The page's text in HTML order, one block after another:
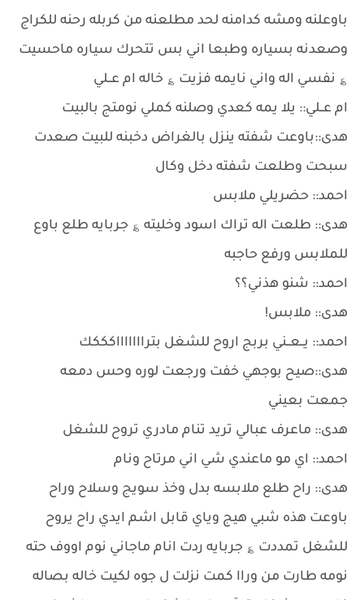
باوعلنه ومشه كدامنه لحد مطلعنه من كربله رحنه للكراج
وصعدنه بسياره وطبعا اني بس تتحرك سياره ماحسيت
؏ نفسي اله واني نايمه فزيت ؏ خاله ام عــلي
ام عــلي:: يلا يمه كعدي وصلنه كملي نومتج بالبيت
هدى::باوعت شفته ينزل بالغراض دخبنه للبيت صعدت
سبحت وطلعت شفته دخل وكال
احمد:: حضريلي ملابس
هدى:: طلعت اله تراك اسود وخليته ؏ جربايه طلع باوع
للملابس ورفع حاجبه
احمد:: شنو هذني؟؟
هدى:: ملابس!
احمد:: يــعــني بربج اروح للشغل بتراااااااكككك
هدى::صيح بوجهي خفت ورجعت لوره وحس دمعه
جمعت بعيني
هدى:: ماعرف عبالي تريد تنام مادري تروح للشغل
احمد:: اي مو ماعندي شي اني مرتاح ونام
هدى:: راح طلع ملابسه بدل وخذ سويج وسلاح وراح
باوعت هذه شبي هيج وياي قابل اشم ايدي راح يروح
للشغل تمددت ؏ جربايه ردت انام ماجاني نوم اووف حته
نومه طارت من وراا كمت نزلت ل جوه لكيت خاله بصاله